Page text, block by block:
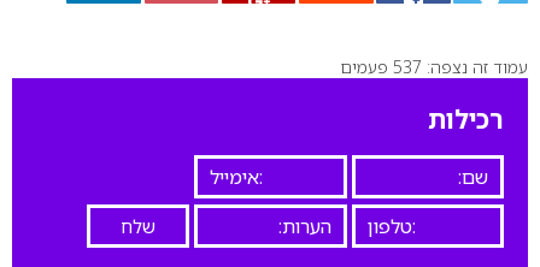
0
עמוד זה נצפה: 537 פעמים
רכילות